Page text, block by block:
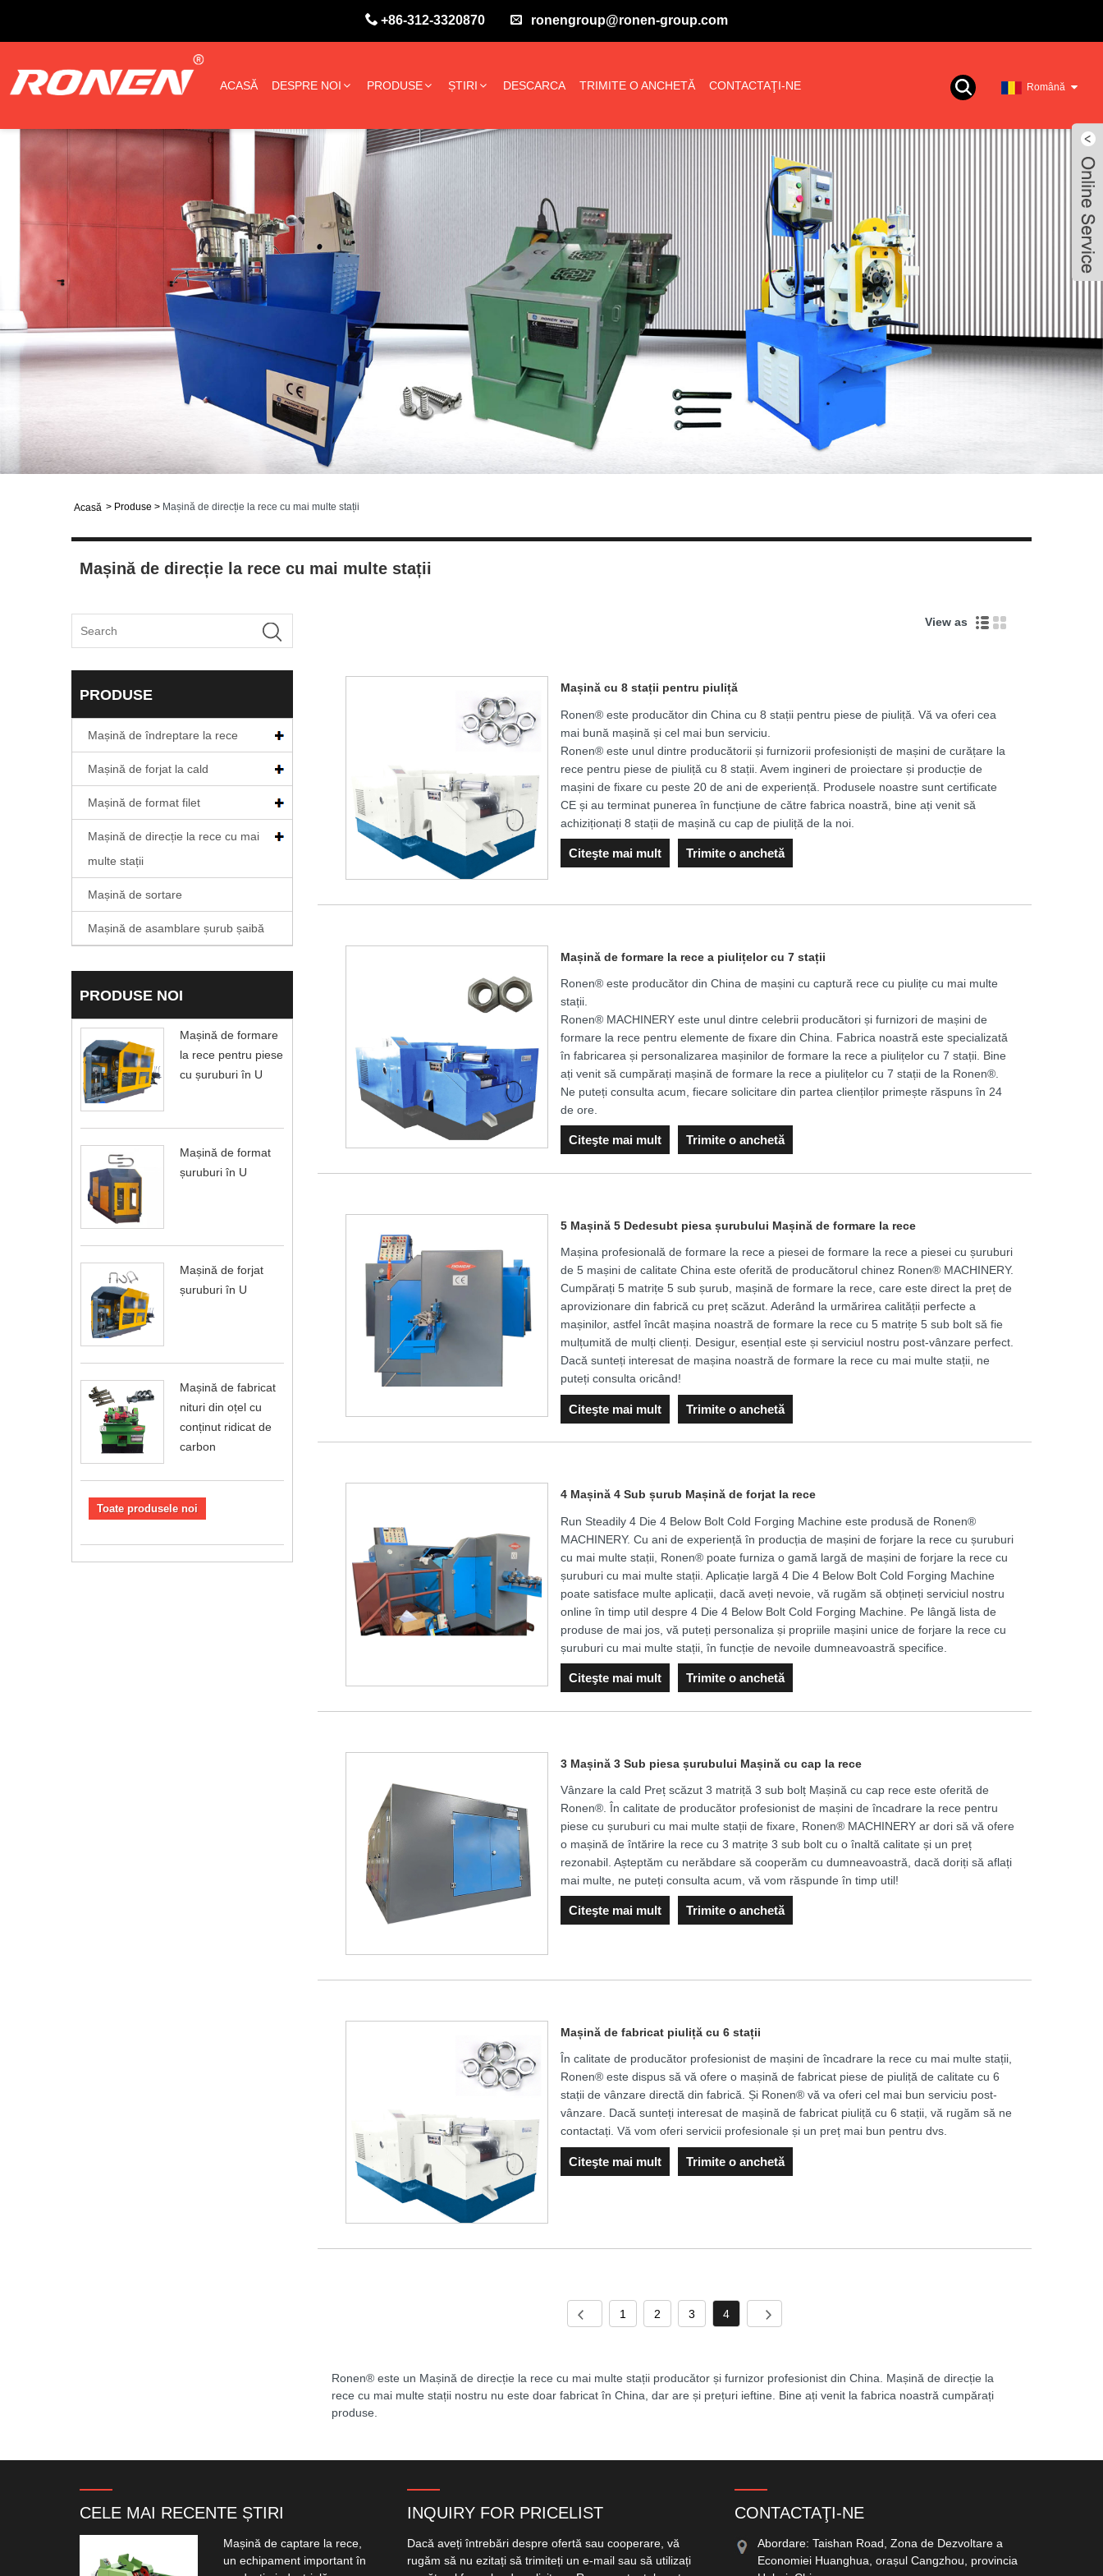
+86-312-3320870 ronengroup@ronen-group.com
Română
ACASĂ DESPRE NOI PRODUSE ȘTIRI DESCARCA TRIMITE O ANCHETĂ CONTACTAŢI-NE
Acasă > Produse > Mașină de direcție la rece cu mai multe stații
Mașină de direcție la rece cu mai multe stații
PRODUSE
Mașină de îndreptare la rece
Mașină de forjat la cald
Mașină de format filet
Mașină de direcție la rece cu mai
multe stații
Mașină de sortare
Mașină de asamblare șurub șaibă
PRODUSE NOI
Mașină de formare
la rece pentru piese
cu șuruburi în U
Mașină de format
șuruburi în U
Mașină de forjat
șuruburi în U
Mașină de fabricat
nituri din oțel cu
conținut ridicat de
carbon
Toate produsele noi
View as
Mașină cu 8 stații pentru piuliță
Ronen® este producător din China cu 8 stații pentru piese de piuliță. Vă va oferi cea
mai bună mașină și cel mai bun serviciu.
Ronen® este unul dintre producătorii și furnizorii profesioniști de mașini de curățare la
rece pentru piese de piuliță cu 8 stații. Avem ingineri de proiectare și producție de
mașini de fixare cu peste 20 de ani de experiență. Produsele noastre sunt certificate
CE și au terminat punerea în funcțiune de către fabrica noastră, bine ați venit să
achiziționați 8 stații de mașină cu cap de piuliță de la noi.
Citeşte mai mult Trimite o anchetă
Mașină de formare la rece a piulițelor cu 7 stații
Ronen® este producător din China de mașini cu captură rece cu piulițe cu mai multe
stații.
Ronen® MACHINERY este unul dintre celebrii producători și furnizori de mașini de
formare la rece pentru elemente de fixare din China. Fabrica noastră este specializată
în fabricarea și personalizarea mașinilor de formare la rece a piulițelor cu 7 stații. Bine
ați venit să cumpărați mașină de formare la rece a piulițelor cu 7 stații de la Ronen®.
Ne puteți consulta acum, fiecare solicitare din partea clienților primește răspuns în 24
de ore.
Citeşte mai mult Trimite o anchetă
5 Mașină 5 Dedesubt piesa șurubului Mașină de formare la rece
Mașina profesională de formare la rece a piesei de formare la rece a piesei cu șuruburi
de 5 mașini de calitate China este oferită de producătorul chinez Ronen® MACHINERY.
Cumpărați 5 matrițe 5 sub șurub, mașină de formare la rece, care este direct la preț de
aprovizionare din fabrică cu preț scăzut. Aderând la urmărirea calității perfecte a
mașinilor, astfel încât mașina noastră de formare la rece cu 5 matrițe 5 sub bolt să fie
mulțumită de mulți clienți. Desigur, esențial este și serviciul nostru post-vânzare perfect.
Dacă sunteți interesat de mașina noastră de formare la rece cu mai multe stații, ne
puteți consulta oricând!
Citeşte mai mult Trimite o anchetă
4 Mașină 4 Sub șurub Mașină de forjat la rece
Run Steadily 4 Die 4 Below Bolt Cold Forging Machine este produsă de Ronen®
MACHINERY. Cu ani de experiență în producția de mașini de forjare la rece cu șuruburi
cu mai multe stații, Ronen® poate furniza o gamă largă de mașini de forjare la rece cu
șuruburi cu mai multe stații. Aplicație largă 4 Die 4 Below Bolt Cold Forging Machine
poate satisface multe aplicații, dacă aveți nevoie, vă rugăm să obțineți serviciul nostru
online în timp util despre 4 Die 4 Below Bolt Cold Forging Machine. Pe lângă lista de
produse de mai jos, vă puteți personaliza și propriile mașini unice de forjare la rece cu
șuruburi cu mai multe stații, în funcție de nevoile dumneavoastră specifice.
Citeşte mai mult Trimite o anchetă
3 Mașină 3 Sub piesa șurubului Mașină cu cap la rece
Vânzare la cald Preț scăzut 3 matriță 3 sub bolț Mașină cu cap rece este oferită de
Ronen®. În calitate de producător profesionist de mașini de încadrare la rece pentru
piese cu șuruburi cu mai multe stații de fixare, Ronen® MACHINERY ar dori să vă ofere
o mașină de întărire la rece cu 3 matrițe 3 sub bolt cu o înaltă calitate și un preț
rezonabil. Așteptăm cu nerăbdare să cooperăm cu dumneavoastră, dacă doriți să aflați
mai multe, ne puteți consulta acum, vă vom răspunde în timp util!
Citeşte mai mult Trimite o anchetă
Mașină de fabricat piuliță cu 6 stații
În calitate de producător profesionist de mașini de încadrare la rece cu mai multe stații,
Ronen® este dispus să vă ofere o mașină de fabricat piese de piuliță de calitate cu 6
stații de vânzare directă din fabrică. Și Ronen® vă va oferi cel mai bun serviciu post-
vânzare. Dacă sunteți interesat de mașină de fabricat piuliță cu 6 stații, vă rugăm să ne
contactați. Vă vom oferi servicii profesionale și un preț mai bun pentru dvs.
Citeşte mai mult Trimite o anchetă
1 2 3 4
Ronen® este un Mașină de direcție la rece cu mai multe stații producător și furnizor profesionist din China. Mașină de direcție la
rece cu mai multe stații nostru nu este doar fabricat în China, dar are și prețuri ieftine. Bine ați venit la fabrica noastră cumpărați
produse.
CELE MAI RECENTE ȘTIRI
Mașină de captare la rece,
un echipament important în
INQUIRY FOR PRICELIST
Dacă aveți întrebări despre ofertă sau cooperare, vă
rugăm să nu ezitați să trimiteți un e-mail sau să utilizați
CONTACTAŢI-NE
Abordare: Taishan Road, Zona de Dezvoltare a
Economiei Huanghua, orașul Cangzhou, provincia